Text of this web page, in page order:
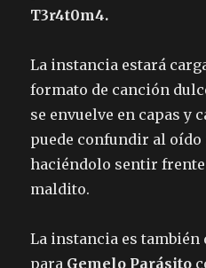
T3r4t0m4.
La instancia estará
formato de canción
se envuelve en capas y
puede confundir al oído
haciéndolo sentir
maldito.
La instancia es
para Gemelo Parásito